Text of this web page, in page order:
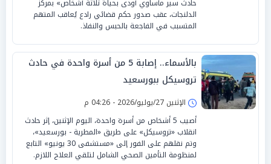
حادث سير مأساوي أودى بحياة ثلاثة أشخاص» بمركز
الدلنجات، عقب صدور حكم قضائي رادع يُعاقب المتهم
المتسبب في الفاجعة بالحبس والنفاذ.
بالأسماء.. إصابة 5 من أسرة واحدة في حادث
تروسيكل ببورسعيد
الإثنين 27/يوليو/2026 - 04:26 م
أصيب 5 أشخاص من أسرة واحدة، اليوم الإثنين، إثر حادث
انقلاب «تروسيكل» على طريق «المطرية - بورسعيد»،
وتم نقلهم على الفور إلى «مستشفى 30 يونيو» التابع
لمنظومة التأمين الصحي الشامل لتلقي العلاج اللازم.